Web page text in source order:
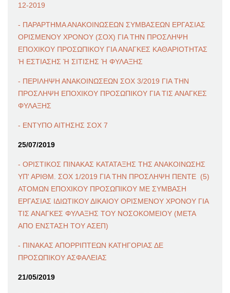
12-2019
- ΠΑΡΑΡΤΗΜΑ ΑΝΑΚΟΙΝΩΣΕΩΝ ΣΥΜΒΑΣΕΩΝ ΕΡΓΑΣΙΑΣ
ΟΡΙΣΜΕΝΟΥ ΧΡΟΝΟΥ (ΣΟΧ) ΓΙΑ ΤΗΝ ΠΡΟΣΛΗΨΗ
ΕΠΟΧΙΚΟΥ ΠΡΟΣΩΠΙΚΟΥ ΓΙΑ ΑΝΑΓΚΕΣ ΚΑΘΑΡΙΟΤΗΤΑΣ
Ή ΕΣΤΙΑΣΗΣ Ή ΣΙΤΙΣΗΣ Ή ΦΥΛΑΞΗΣ
- ΠΕΡΙΛΗΨΗ ΑΝΑΚΟΙΝΩΣΕΩΝ ΣΟΧ 3/2019 ΓΙΑ ΤΗΝ
ΠΡΟΣΛΗΨΗ ΕΠΟΧΙΚΟΥ ΠΡΟΣΩΠΙΚΟΥ ΓΙΑ ΤΙΣ ΑΝΑΓΚΕΣ
ΦΥΛΑΞΗΣ
- ΕΝΤΥΠΟ ΑΙΤΗΣΗΣ ΣΟΧ 7
25/07/2019
- ΟΡΙΣΤΙΚΟΣ ΠΙΝΑΚΑΣ ΚΑΤΑΤΑΞΗΣ ΤΗΣ ΑΝΑΚΟΙΝΩΣΗΣ
ΥΠ' ΑΡΙΘΜ. ΣΟΧ 1/2019 ΓΙΑ ΤΗΝ ΠΡΟΣΛΗΨΗ ΠΕΝΤΕ (5)
ΑΤΟΜΩΝ ΕΠΟΧΙΚΟΥ ΠΡΟΣΩΠΙΚΟΥ ΜΕ ΣΥΜΒΑΣΗ
ΕΡΓΑΣΙΑΣ ΙΔΙΩΤΙΚΟΥ ΔΙΚΑΙΟΥ ΟΡΙΣΜΕΝΟΥ ΧΡΟΝΟΥ ΓΙΑ
ΤΙΣ ΑΝΑΓΚΕΣ ΦΥΛΑΞΗΣ ΤΟΥ ΝΟΣΟΚΟΜΕΙΟΥ (ΜΕΤΑ
ΑΠΟ ΕΝΣΤΑΣΗ ΤΟΥ ΑΣΕΠ)
- ΠΙΝΑΚΑΣ ΑΠΟΡΡΙΠΤΕΩΝ ΚΑΤΗΓΟΡΙΑΣ ΔΕ
ΠΡΟΣΩΠΙΚΟΥ ΑΣΦΑΛΕΙΑΣ
21/05/2019